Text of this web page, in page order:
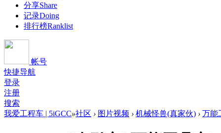
分享Share
记录Doing
排行榜Ranklist
帐号
快捷导航
登录
注册
搜索
我爱工程车 | 5iGCC»社区 › 图片视频 › 机械怪兽(真家伙) › 万能